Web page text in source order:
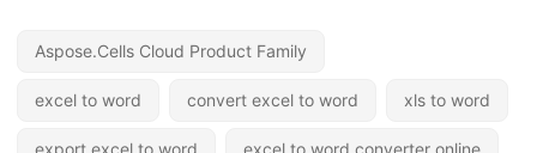
Aspose.Cells Cloud Product Family
excel to word convert excel to word xls to word
export excel to word excel to word converter online